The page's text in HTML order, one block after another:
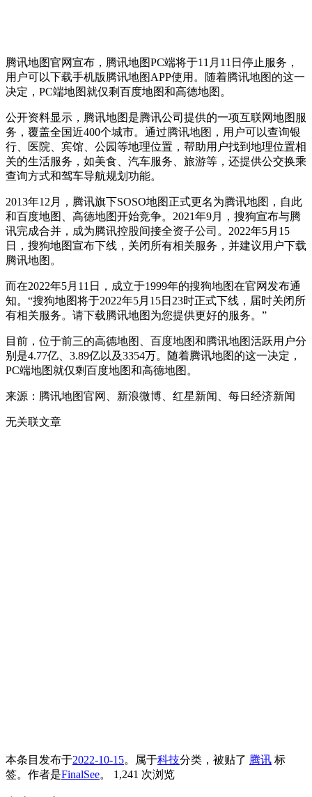
腾讯地图官网宣布，腾讯地图PC端将于11月11日停止服务，
用户可以下载手机版腾讯地图APP使用。随着腾讯地图的这一
决定，PC端地图就仅剩百度地图和高德地图。
公开资料显示，腾讯地图是腾讯公司提供的一项互联网地图服
务，覆盖全国近400个城市。通过腾讯地图，用户可以查询银
行、医院、宾馆、公园等地理位置，帮助用户找到地理位置相
关的生活服务，如美食、汽车服务、旅游等，还提供公交换乘
查询方式和驾车导航规划功能。
2013年12月，腾讯旗下SOSO地图正式更名为腾讯地图，自此
和百度地图、高德地图开始竞争。2021年9月，搜狗宣布与腾
讯完成合并，成为腾讯控股间接全资子公司。2022年5月15
日，搜狗地图宣布下线，关闭所有相关服务，并建议用户下载
腾讯地图。
而在2022年5月11日，成立于1999年的搜狗地图在官网发布通
知。“搜狗地图将于2022年5月15日23时正式下线，届时关闭所
有相关服务。请下载腾讯地图为您提供更好的服务。”
目前，位于前三的高德地图、百度地图和腾讯地图活跃用户分
别是4.77亿、3.89亿以及3354万。随着腾讯地图的这一决定，
PC端地图就仅剩百度地图和高德地图。
来源：腾讯地图官网、新浪微博、红星新闻、每日经济新闻
无关联文章
本条目发布于2022-10-15。属于科技分类，被贴了 腾讯 标
签。 作者是FinalSee。 1,241 次浏览